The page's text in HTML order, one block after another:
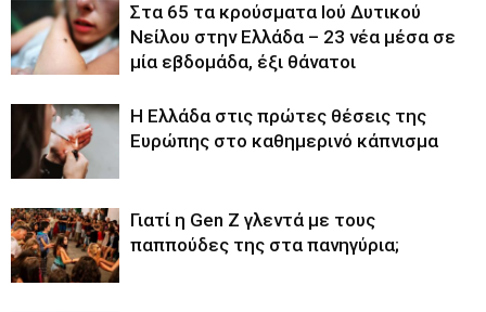
Στα 65 τα κρούσματα Ιού Δυτικού
Νείλου στην Ελλάδα – 23 νέα μέσα σε
μία εβδομάδα, έξι θάνατοι
Η Ελλάδα στις πρώτες θέσεις της
Ευρώπης στο καθημερινό κάπνισμα
Γιατί η Gen Z γλεντά με τους
παππούδες της στα πανηγύρια;